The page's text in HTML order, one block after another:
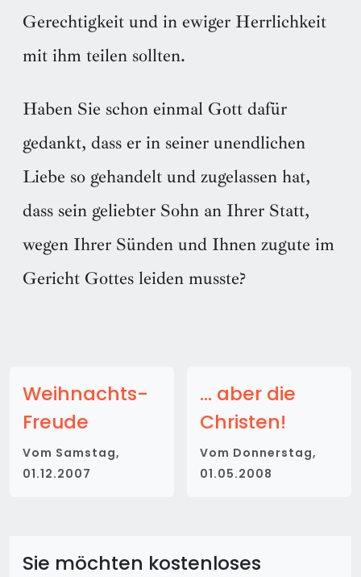
Gerechtigkeit und in ewiger Herrlichkeit
mit ihm teilen sollten.
Haben Sie schon einmal Gott dafür
gedankt, dass er in seiner unendlichen
Liebe so gehandelt und zugelassen hat,
dass sein geliebter Sohn an Ihrer Statt,
wegen Ihrer Sünden und Ihnen zugute im
Gericht Gottes leiden musste?
Weihnachts-
Freude
Vom Samstag,
01.12.2007
... aber die
Christen!
Vom Donnerstag,
01.05.2008
Sie möchten kostenloses